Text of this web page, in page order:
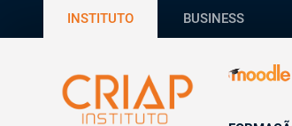
INSTITUTO BUSINESS